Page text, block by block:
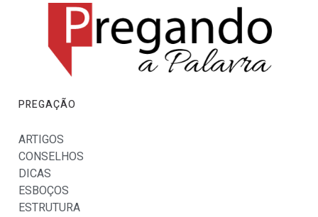
PREGAÇÃO
ARTIGOS
CONSELHOS
DICAS
ESBOÇOS
ESTRUTURA